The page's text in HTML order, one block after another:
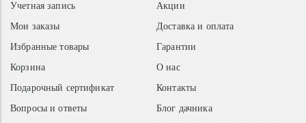
Акции
Доставка и оплата
Гарантии
О нас
Контакты
Блог дачника
Учетная запись
Мои заказы
Избранные товары
Корзина
Подарочный сертификат
Вопросы и ответы